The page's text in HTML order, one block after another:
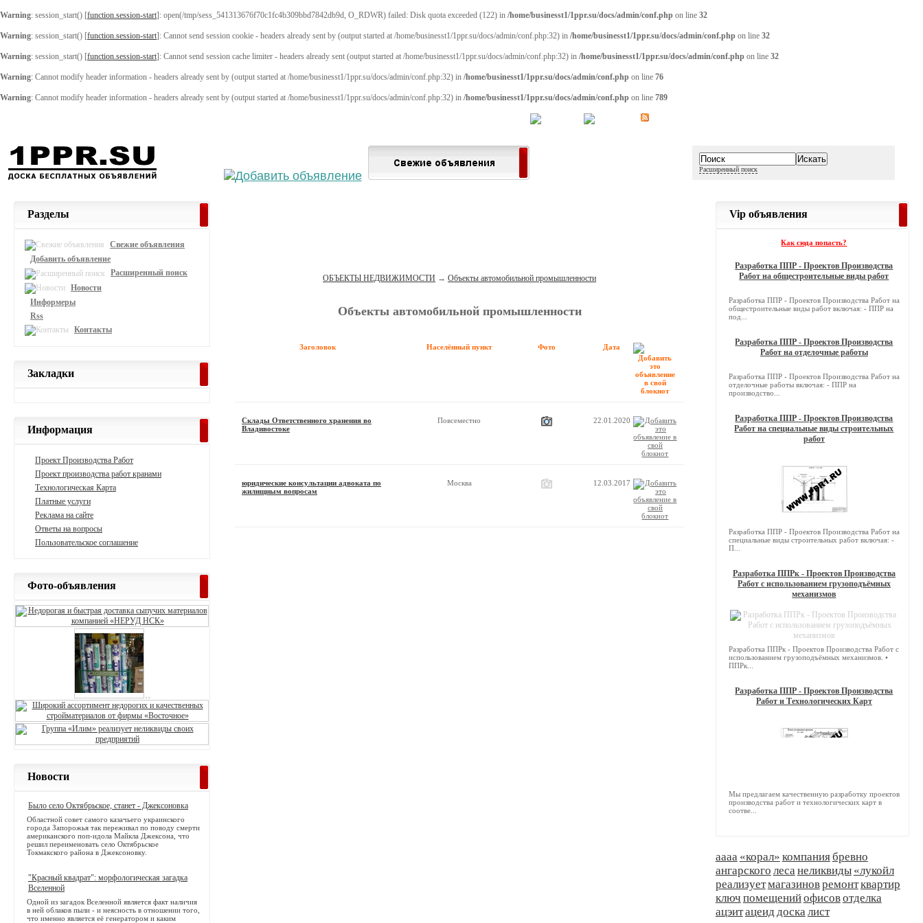
Warning: session_start() [function.session-start]: open(/tmp/sess_541313676f70c1fc4b309bbd7842db9d, O_RDWR) failed: Disk quota exceeded (122) in /home/businesst1/1ppr.su/docs/admin/conf.php on line 32
Warning: session_start() [function.session-start]: Cannot send session cookie - headers already sent by (output started at /home/businesst1/1ppr.su/docs/admin/conf.php:32) in /home/businesst1/1ppr.su/docs/admin/conf.php on line 32
Warning: session_start() [function.session-start]: Cannot send session cache limiter - headers already sent (output started at /home/businesst1/1ppr.su/docs/admin/conf.php:32) in /home/businesst1/1ppr.su/docs/admin/conf.php on line 32
Warning: Cannot modify header information - headers already sent by (output started at /home/businesst1/1ppr.su/docs/admin/conf.php:32) in /home/businesst1/1ppr.su/docs/admin/conf.php on line 76
Warning: Cannot modify header information - headers already sent by (output started at /home/businesst1/1ppr.su/docs/admin/conf.php:32) in /home/businesst1/1ppr.su/docs/admin/conf.php on line 789
Расширенный поиск
ОБЪЕКТЫ НЕДВИЖИМОСТИ →Объекты автомобильной промышленности
Объекты автомобильной промышленности
Заголовок Дата
Фото
Населённый пункт
Склады Ответственного хранения во
Владивостоке
22.01.2020
Повсеместно
юридические консультации адвоката по
жилищным вопросам
12.03.2017
Москва
Разделы
Свежие объявления
Добавить объявление
Расширенный поиск
Новости
Информеры
Rss
Контакты
Закладки
Информация
Проект Производства Работ
Проект производства работ кранами
Технологическая Карта
Платные услуги
Реклама на сайте
Ответы на вопросы
Пользовательское соглашение
Фото-объявления
Новости
Было село Октябрьское, станет - Джексоновка
Областной совет самого казачьего украинского
города Запорожья так переживал по поводу смерти
американского поп-идола Майкла Джексона, что
решил переименовать село Октябрьское
Токмакского района в Джексоновку.
"Красный квадрат": морфологическая загадка
Вселенной
Одной из загадок Вселенной является факт наличия
в ней облаков пыли - и неясность в отношении того,
что именно является её генератором и каким
Vip объявления
Как сюда попасть?
Разработка ППР - Проектов Производства
Работ на общестроительные виды работ
Разработка ППР - Проектов Производства Работ на
общестроительные виды работ включая: - ППР на
под...
Разработка ППР - Проектов Производства
Работ на отделочные работы
Разработка ППР - Проектов Производства Работ на
отделочные работы включая: - ППР на
производство...
Разработка ППР - Проектов Производства
Работ на специальные виды строительных
работ
Разработка ППР - Проектов Производства Работ на
специальные виды строительных работ включая: -
П...
Разработка ППРк - Проектов Производства
Работ с использованием грузоподъёмных
механизмов
Разработка ППРк - Проектов Производства Работ с
использованием грузоподъёмных механизмов. •
ППРк...
Разработка ППР - Проектов Производства
Работ и Технологических Карт
Мы предлагаем качественную разработку проектов
производства работ и технологических карт в
соотве...
аааа «корал» компаниябревно
ангарского лесанеликвиды «лукойл
реализуетмагазиновремонтквартир
ключ помещенийофисовотделка
ацэитацеиддоскалист